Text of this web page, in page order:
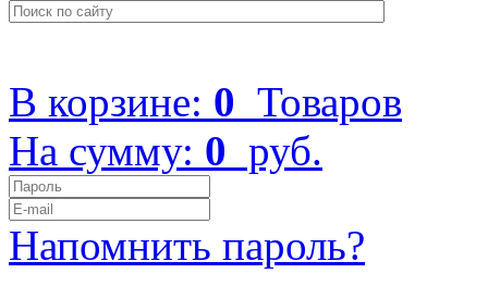
В корзине: 0 Товаров
На сумму: 0 руб.
Напомнить пароль?